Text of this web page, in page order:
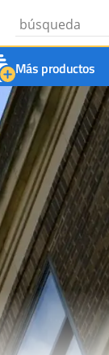
Más productos